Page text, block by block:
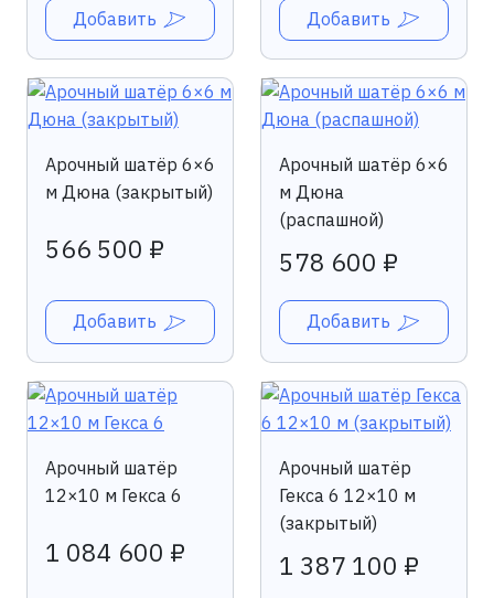
Добавить Добавить
Арочный шатёр 6×6
м Дюна (закрытый)
566 500 ₽
Добавить
Арочный шатёр 6×6
м Дюна
(распашной)
578 600 ₽
Добавить
Арочный шатёр
12×10 м Гекса 6
1 084 600 ₽
Арочный шатёр
Гекса 6 12×10 м
(закрытый)
1 387 100 ₽